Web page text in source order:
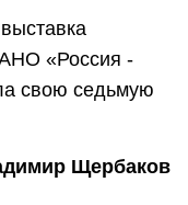
«Россия -
свою седьмую
Щербаков